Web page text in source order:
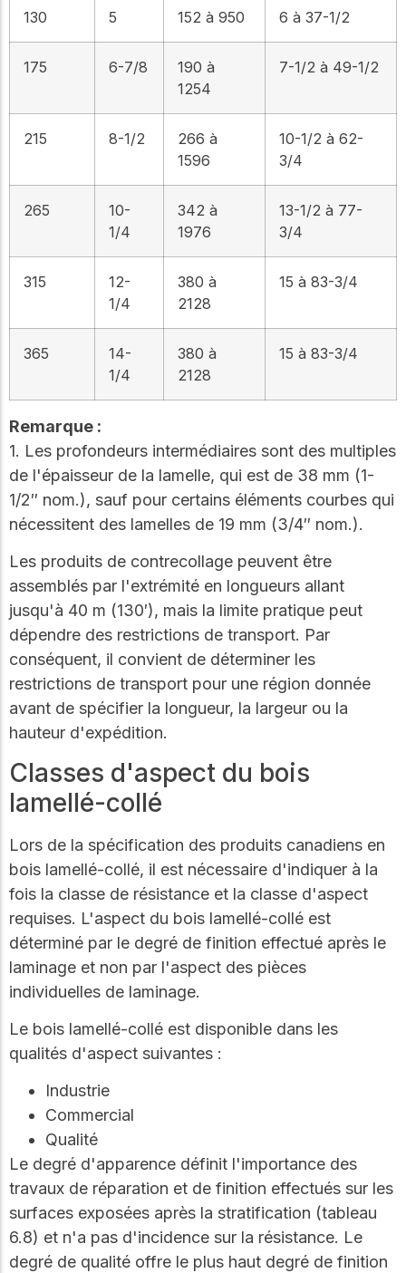
130 5 152 à 950 6 à 37-1/2
175 6-7/8
190 à
1254
7-1/2 à 49-1/2
215 8-1/2
266 à
1596
10-1/2 à 62-
3/4
265
10-
1/4
342 à
1976
13-1/2 à 77-
3/4
315
12-
1/4
380 à
2128
15 à 83-3/4
365
14-
1/4
380 à
2128
15 à 83-3/4
Remarque :
1. Les profondeurs intermédiaires sont des multiples
de l'épaisseur de la lamelle, qui est de 38 mm (1-
1/2″ nom.), sauf pour certains éléments courbes qui
nécessitent des lamelles de 19 mm (3/4″ nom.).
Les produits de contrecollage peuvent être
assemblés par l'extrémité en longueurs allant
jusqu'à 40 m (130′), mais la limite pratique peut
dépendre des restrictions de transport. Par
conséquent, il convient de déterminer les
restrictions de transport pour une région donnée
avant de spécifier la longueur, la largeur ou la
hauteur d'expédition.
Classes d'aspect du bois
lamellé-collé
Lors de la spécification des produits canadiens en
bois lamellé-collé, il est nécessaire d'indiquer à la
fois la classe de résistance et la classe d'aspect
requises. L'aspect du bois lamellé-collé est
déterminé par le degré de finition effectué après le
laminage et non par l'aspect des pièces
individuelles de laminage.
Le bois lamellé-collé est disponible dans les
qualités d'aspect suivantes :
Industrie
Commercial
Qualité
Le degré d'apparence définit l'importance des
travaux de réparation et de finition effectués sur les
surfaces exposées après la stratification (tableau
6.8) et n'a pas d'incidence sur la résistance. Le
degré de qualité offre le plus haut degré de finition